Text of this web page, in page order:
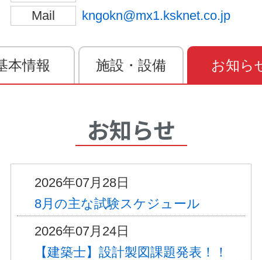
Mail
kngokn@mx1.ksknet.co.jp
本情報 施設・設備 お知ら
お知らせ
2026年07月28日
8月の主な試験スケジュール
2026年07月24日
【建築士】設計製図課題発表！！